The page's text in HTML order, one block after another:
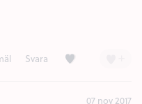
Svara Kärlek (3)
07 nov 2017